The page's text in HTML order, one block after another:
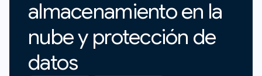
almacenamiento en la
nube y protección de
datos